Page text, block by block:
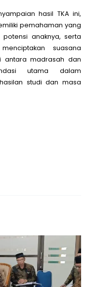
hasil TKA ini,
pemahaman yang
anaknya, serta
suasana
antara madrasah dan
utama dalam
studi dan masa